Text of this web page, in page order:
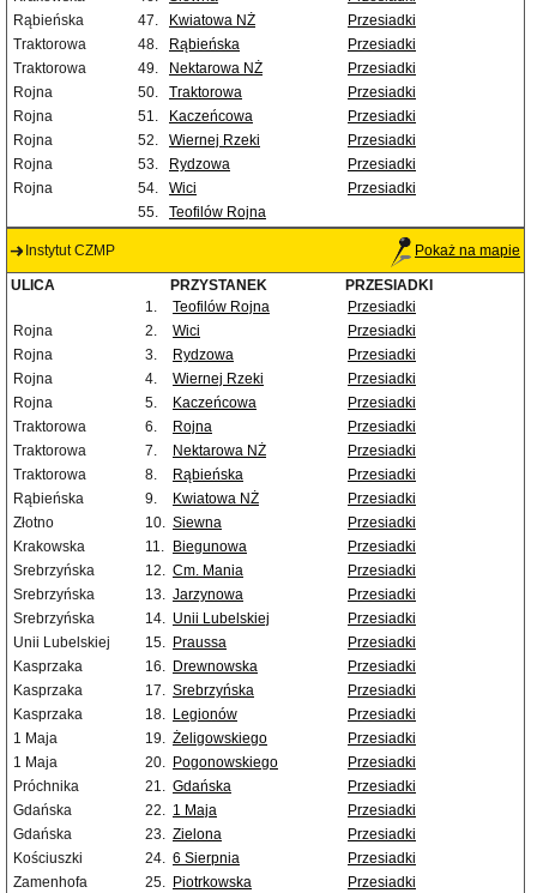
Rąbieńska
47. Kwiatowa NŻ
Przesiadki
Traktorowa
48. Rąbieńska
Przesiadki
Traktorowa
49. Nektarowa NŻ
Przesiadki
Rojna
50. Traktorowa
Przesiadki
Rojna
51. Kaczeńcowa
Przesiadki
Rojna
52. Wiernej Rzeki
Przesiadki
Rojna
53. Rydzowa
Przesiadki
Rojna
54. Wici
Przesiadki
55.
Teofilów Rojna
Instytut CZMP Pokaż na mapie
ULICA PRZYSTANEK
PRZESIADKI
1.
Teofilów Rojna
Przesiadki
Rojna
2. Wici
Przesiadki
Rojna
3. Rydzowa
Przesiadki
Rojna
4. Wiernej Rzeki
Przesiadki
Rojna
5. Kaczeńcowa
Przesiadki
Traktorowa
6. Rojna
Przesiadki
Traktorowa
7. Nektarowa NŻ
Przesiadki
Traktorowa
8. Rąbieńska
Przesiadki
Rąbieńska
9. Kwiatowa NŻ
Przesiadki
Złotno
10. Siewna
Przesiadki
Krakowska
11. Biegunowa
Przesiadki
Srebrzyńska
12. Cm. Mania
Przesiadki
Srebrzyńska
13. Jarzynowa
Przesiadki
Srebrzyńska
14. Unii Lubelskiej
Przesiadki
Unii Lubelskiej
15. Praussa
Przesiadki
Kasprzaka
16. Drewnowska
Przesiadki
Kasprzaka
17. Srebrzyńska
Przesiadki
Kasprzaka
18. Legionów
Przesiadki
1 Maja
19. Żeligowskiego
Przesiadki
1 Maja
20. Pogonowskiego
Przesiadki
Próchnika
21. Gdańska
Przesiadki
Gdańska
22. 1 Maja
Przesiadki
Gdańska
23. Zielona
Przesiadki
Kościuszki
24. 6 Sierpnia
Przesiadki
Zamenhofa
25. Piotrkowska
Przesiadki